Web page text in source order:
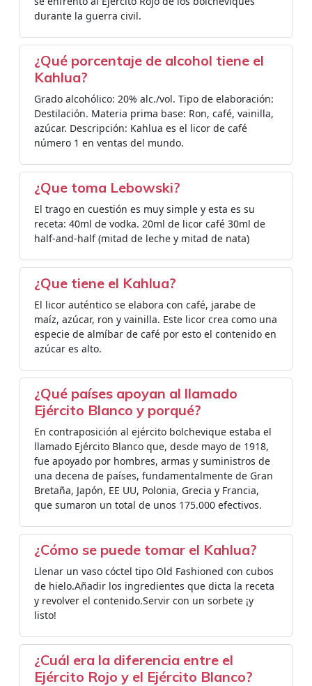
durante la guerra civil.
¿Qué porcentaje de alcohol tiene el
Kahlua?
Grado alcohólico: 20% alc./vol. Tipo de elaboración:
Destilación. Materia prima base: Ron, café, vainilla,
azúcar. Descripción: Kahlua es el licor de café
número 1 en ventas del mundo.
¿Que toma Lebowski?
El trago en cuestión es muy simple y esta es su
receta: 40ml de vodka. 20ml de licor café 30ml de
half-and-half (mitad de leche y mitad de nata)
¿Que tiene el Kahlua?
El licor auténtico se elabora con café, jarabe de
maíz, azúcar, ron y vainilla. Este licor crea como una
especie de almíbar de café por esto el contenido en
azúcar es alto.
¿Qué países apoyan al llamado
Ejército Blanco y porqué?
En contraposición al ejército bolchevique estaba el
llamado Ejército Blanco que, desde mayo de 1918,
fue apoyado por hombres, armas y suministros de
una decena de países, fundamentalmente de Gran
Bretaña, Japón, EE UU, Polonia, Grecia y Francia,
que sumaron un total de unos 175.000 efectivos.
¿Cómo se puede tomar el Kahlua?
Llenar un vaso cóctel tipo Old Fashioned con cubos
de hielo.Añadir los ingredientes que dicta la receta
y revolver el contenido.Servir con un sorbete ¡y
listo!
¿Cuál era la diferencia entre el
Ejército Rojo y el Ejército Blanco?